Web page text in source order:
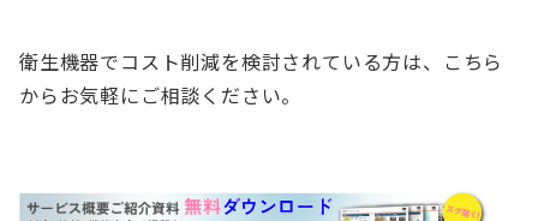
衛生機器でコスト削減を検討されている方は、こちら
からお気軽にご相談ください。